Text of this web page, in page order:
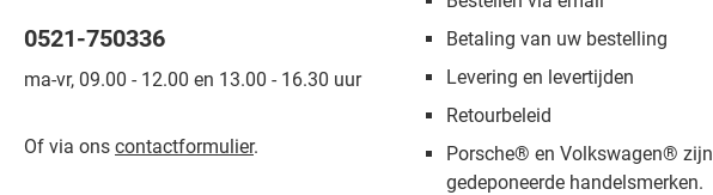
0521-750336
ma-vr, 09.00 - 12.00 en 13.00 - 16.30 uur
Of via ons contactformulier.
Betaling van uw bestelling
Levering en levertijden
Retourbeleid
Porsche® en Volkswagen® zijn
gedeponeerde handelsmerken.